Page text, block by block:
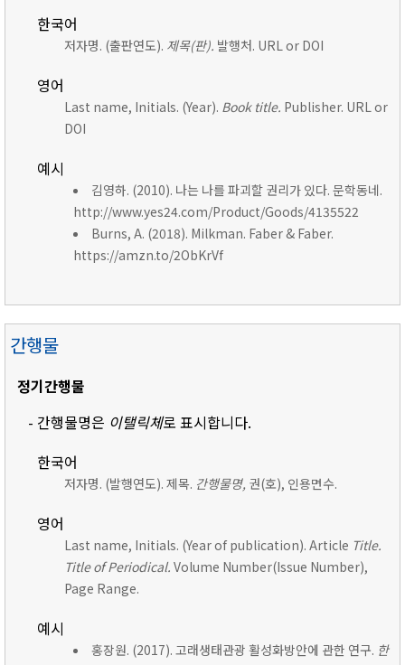
한국어
저자명. (출판연도). 제목(판). 발행처. URL or DOI
영어
Last name, Initials. (Year). Book title. Publisher. URL or
DOI
예시
김영하. (2010). 나는 나를 파괴할 권리가 있다. 문학동네.
http://www.yes24.com/Product/Goods/4135522
Burns, A. (2018). Milkman. Faber & Faber.
https://amzn.to/2ObKrVf
간행물
정기간행물
- 간행물명은 이탤릭체로 표시합니다.
한국어
저자명. (발행연도). 제목. 간행물명, 권(호), 인용면수.
영어
Last name, Initials. (Year of publication). Article Title.
Title of Periodical. Volume Number(Issue Number),
Page Range.
예시
홍장원. (2017). 고래생태관광 활성화방안에 관한 연구. 한